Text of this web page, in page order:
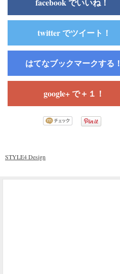
facebook でいいね！
twitter でツイート！
はてなブックマークする！
google+ で＋１！
STYLE4 Design